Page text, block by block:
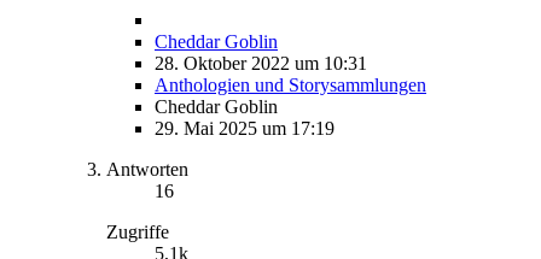
Cheddar Goblin
28. Oktober 2022 um 10:31
Anthologien und Storysammlungen
Cheddar Goblin
29. Mai 2025 um 17:19
Antworten
16
Zugriffe
5,1k